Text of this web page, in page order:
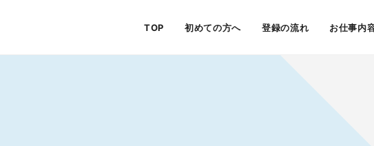
TOP 初めての方へ 登録の流れ お仕事内